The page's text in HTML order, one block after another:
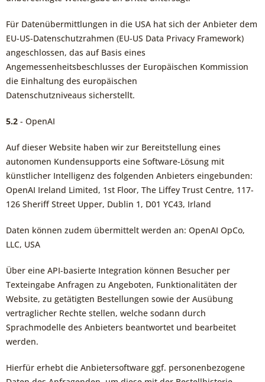
Für Datenübermittlungen in die USA hat sich der Anbieter dem
EU-US-Datenschutzrahmen (EU-US Data Privacy Framework)
angeschlossen, das auf Basis eines
Angemessenheitsbeschlusses der Europäischen Kommission
die Einhaltung des europäischen
Datenschutzniveaus sicherstellt.
5.2 - OpenAI
Auf dieser Website haben wir zur Bereitstellung eines
autonomen Kundensupports eine Software-Lösung mit
künstlicher Intelligenz des folgenden Anbieters eingebunden:
OpenAI Ireland Limited, 1st Floor, The Liffey Trust Centre, 117-
126 Sheriff Street Upper, Dublin 1, D01 YC43, Irland
Daten können zudem übermittelt werden an: OpenAI OpCo,
LLC, USA
Über eine API-basierte Integration können Besucher per
Texteingabe Anfragen zu Angeboten, Funktionalitäten der
Website, zu getätigten Bestellungen sowie der Ausübung
vertraglicher Rechte stellen, welche sodann durch
Sprachmodelle des Anbieters beantwortet und bearbeitet
werden.
Hierfür erhebt die Anbietersoftware ggf. personenbezogene